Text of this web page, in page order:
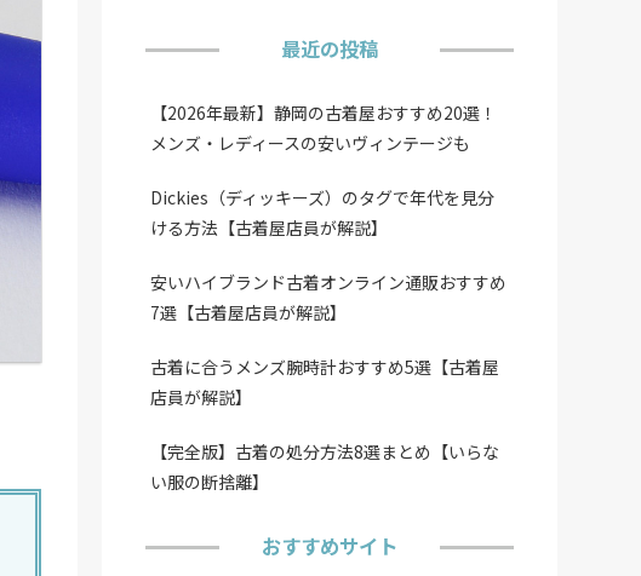
最近の投稿
【2026年最新】静岡の古着屋おすすめ20選！
メンズ・レディースの安いヴィンテージも
Dickies（ディッキーズ）のタグで年代を見分
ける方法【古着屋店員が解説】
安いハイブランド古着オンライン通販おすすめ
7選【古着屋店員が解説】
古着に合うメンズ腕時計おすすめ5選【古着屋
店員が解説】
【完全版】古着の処分方法8選まとめ【いらな
い服の断捨離】
おすすめサイト